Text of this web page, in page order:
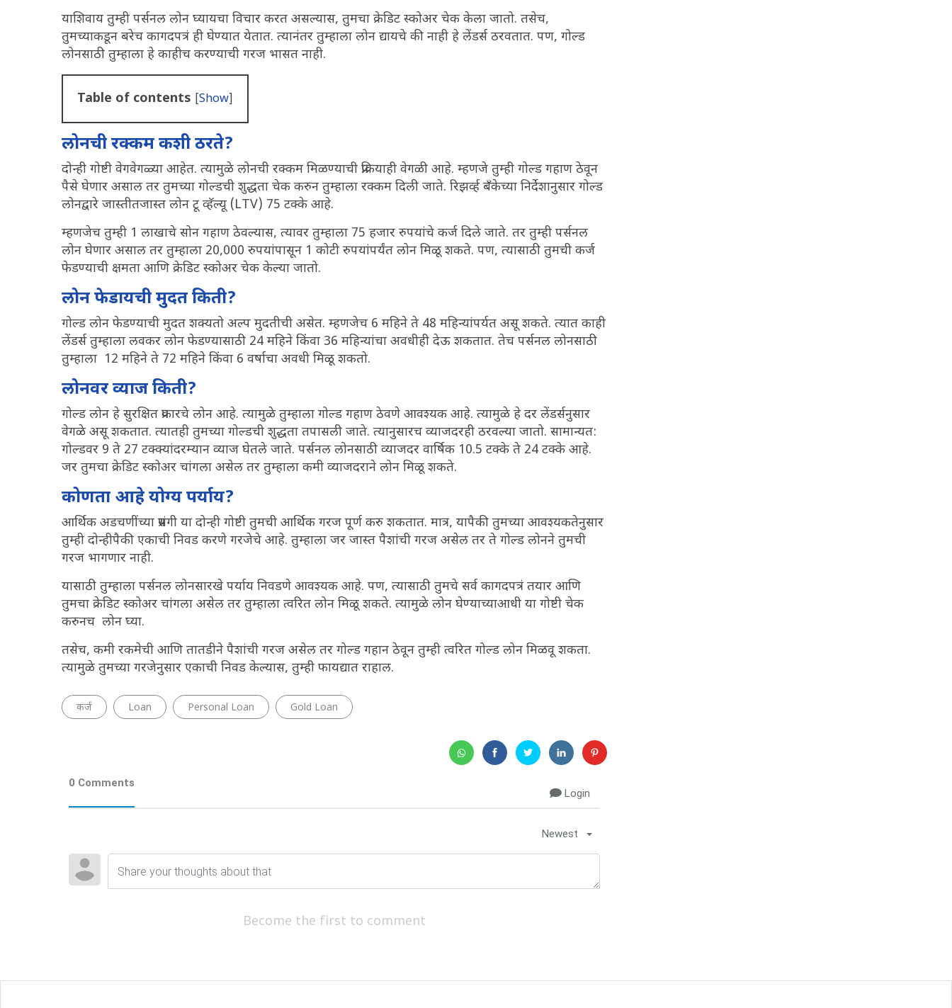
याशिवाय तुम्ही पर्सनल लोन घ्यायचा विचार करत असल्यास, तुमचा क्रेडिट स्कोअर चेक केला जातो. तसेच,
तुमच्याकडून बरेच कागदपत्रं ही घेण्यात येतात. त्यानंतर तुम्हाला लोन द्यायचे की नाही हे लेंडर्स ठरवतात. पण, गोल्ड
लोनसाठी तुम्हाला हे काहीच करण्याची गरज भासत नाही.
Table of contents [Show]
लोनची रक्कम कशी ठरते?
दोन्ही गोष्टी वेगवेगळ्या आहेत. त्यामुळे लोनची रक्कम मिळण्याची प्रक्रियाही वेगळी आहे. म्हणजे तुम्ही गोल्ड गहाण ठेवून
पैसे घेणार असाल तर तुमच्या गोल्डची शुद्धता चेक करुन तुम्हाला रक्कम दिली जाते. रिझर्व्ह बँकेच्या निर्देशानुसार गोल्ड
लोनद्वारे जास्तीतजास्त लोन टू व्हॅल्यू (LTV) 75 टक्के आहे.
म्हणजेच तुम्ही 1 लाखाचे सोन गहाण ठेवल्यास, त्यावर तुम्हाला 75 हजार रुपयांचे कर्ज दिले जाते. तर तुम्ही पर्सनल
लोन घेणार असाल तर तुम्हाला 20,000 रुपयांपासून 1 कोटी रुपयांपर्यंत लोन मिळू शकते. पण, त्यासाठी तुमची कर्ज
फेडण्याची क्षमता आणि क्रेडिट स्कोअर चेक केल्या जातो.
लोन फेडायची मुदत किती?
गोल्ड लोन फेडण्याची मुदत शक्यतो अल्प मुदतीची असेत. म्हणजेच 6 महिने ते 48 महिन्यांपर्यत असू शकते. त्यात काही
लेंडर्स तुम्हाला लवकर लोन फेडण्यासाठी 24 महिने किंवा 36 महिन्यांचा अवधीही देऊ शकतात. तेच पर्सनल लोनसाठी
तुम्हाला 12 महिने ते 72 महिने किंवा 6 वर्षाचा अवधी मिळू शकतो.
लोनवर व्याज किती?
गोल्ड लोन हे सुरक्षित प्रकारचे लोन आहे. त्यामुळे तुम्हाला गोल्ड गहाण ठेवणे आवश्यक आहे. त्यामुळे हे दर लेंडर्सनुसार
वेगळे असू शकतात. त्यातही तुमच्या गोल्डची शुद्धता तपासली जाते. त्यानुसारच व्याजदरही ठरवल्या जातो. सामान्यत:
गोल्डवर 9 ते 27 टक्क्यांदरम्यान व्याज घेतले जाते. पर्सनल लोनसाठी व्याजदर वार्षिक 10.5 टक्के ते 24 टक्के आहे.
जर तुमचा क्रेडिट स्कोअर चांगला असेल तर तुम्हाला कमी व्याजदराने लोन मिळू शकते.
कोणता आहे योग्य पर्याय?
आर्थिक अडचणींच्या प्रसंगी या दोन्ही गोष्टी तुमची आर्थिक गरज पूर्ण करु शकतात. मात्र, यापैकी तुमच्या आवश्यकतेनुसार
तुम्ही दोन्हीपैकी एकाची निवड करणे गरजेचे आहे. तुम्हाला जर जास्त पैशांची गरज असेल तर ते गोल्ड लोनने तुमची
गरज भागणार नाही.
यासाठी तुम्हाला पर्सनल लोनसारखे पर्याय निवडणे आवश्यक आहे. पण, त्यासाठी तुमचे सर्व कागदपत्रं तयार आणि
तुमचा क्रेडिट स्कोअर चांगला असेल तर तुम्हाला त्वरित लोन मिळू शकते. त्यामुळे लोन घेण्याच्याआधी या गोष्टी चेक
करुनच लोन घ्या.
तसेच, कमी रकमेची आणि तातडीने पैशांची गरज असेल तर गोल्ड गहान ठेवून तुम्ही त्वरित गोल्ड लोन मिळवू शकता.
त्यामुळे तुमच्या गरजेनुसार एकाची निवड केल्यास, तुम्ही फायद्यात राहाल.
कर्ज Loan Personal Loan Gold Loan
0 Comments
Login
Newest
Become the first to comment